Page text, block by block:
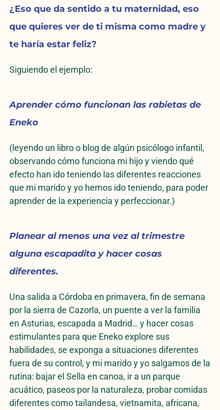
¿Eso que da sentido a tu maternidad, eso
que quieres ver de ti misma como madre y
te haría estar feliz?
Siguiendo el ejemplo:
Aprender cómo funcionan las rabietas de
Eneko
(leyendo un libro o blog de algún psicólogo infantil,
observando cómo funciona mi hijo y viendo qué
efecto han ido teniendo las diferentes reacciones
que mi marido y yo hemos ido teniendo, para poder
aprender de la experiencia y perfeccionar.)
Planear al menos una vez al trimestre
alguna escapadita y hacer cosas
diferentes.
Una salida a Córdoba en primavera, fin de semana
por la sierra de Cazorla, un puente a ver la familia
en Asturias, escapada a Madrid… y hacer cosas
estimulantes para que Eneko explore sus
habilidades, se exponga a situaciones diferentes
fuera de su control, y mi marido y yo salgamos de la
rutina: bajar el Sella en canoa, ir a un parque
acuático, paseos por la naturaleza, probar comidas
diferentes como tailandesa, vietnamita, africana,